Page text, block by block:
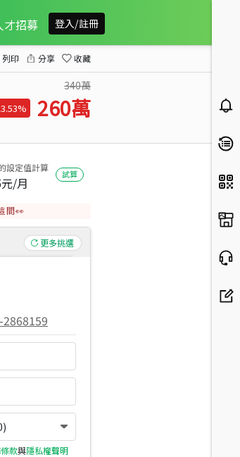
才招募 登入/註冊
列印 分享 收藏
340萬
260萬
設定值計算
元/月
試算
間👀
更多挑選
款與隱私權聲明